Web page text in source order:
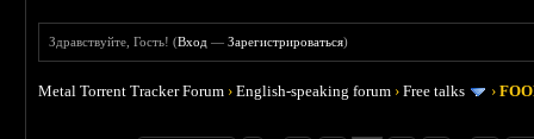
Здравствуйте, Гость! (Вход —Зарегистрироваться)
Metal Torrent Tracker Forum ›English-speaking forum ›Free talks ›